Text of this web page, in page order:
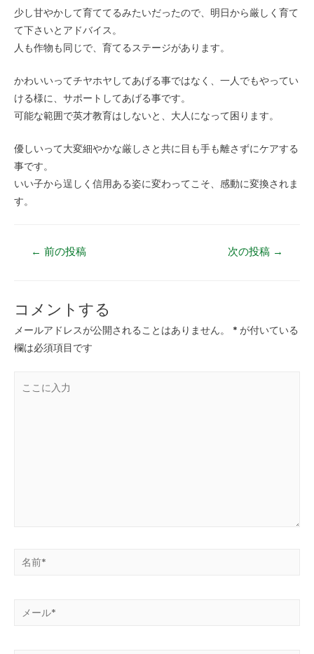
少し甘やかして育ててるみたいだったので、明日から厳しく育て
て下さいとアドバイス。
人も作物も同じで、育てるステージがあります。
かわいいってチヤホヤしてあげる事ではなく、一人でもやってい
ける様に、サポートしてあげる事です。
可能な範囲で英才教育はしないと、大人になって困ります。
優しいって大変細やかな厳しさと共に目も手も離さずにケアする
事です。
いい子から逞しく信用ある姿に変わってこそ、感動に変換されま
す。
← 前の投稿 次の投稿 →
コメントする
メールアドレスが公開されることはありません。 * が付いている
欄は必須項目です